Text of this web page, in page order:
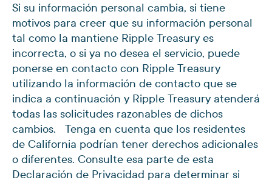
Si su información personal cambia, si tiene
motivos para creer que su información personal
tal como la mantiene Ripple Treasury es
incorrecta, o si ya no desea el servicio, puede
ponerse en contacto con Ripple Treasury
utilizando la información de contacto que se
indica a continuación y Ripple Treasury atenderá
todas las solicitudes razonables de dichos
cambios. Tenga en cuenta que los residentes
de California podrían tener derechos adicionales
o diferentes. Consulte esa parte de esta
Declaración de Privacidad para determinar si